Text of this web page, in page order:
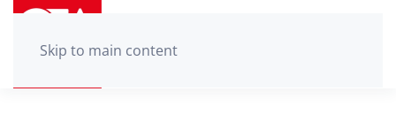
Skip to main content